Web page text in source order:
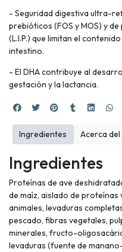
- Seguridad digestiva ultra-
prebióticos (FOS y MOS) y
(L.I.P.) que limitan el
intestino.
- El DHA contribuye al
gestación y la lactancia.
Ingredientes
Proteínas de ave
de maíz, aislado de
animales, levaduras
pescado, fibras vegetales,
minerales, fructo-
levaduras (fuente de
Ingredientes Acerca